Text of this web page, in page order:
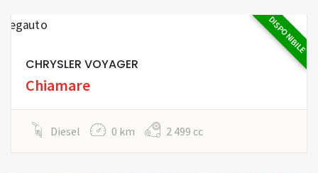
DISPONIBILE
CHRYSLER VOYAGER
Chiamare
Diesel 0 km 2 499 cc